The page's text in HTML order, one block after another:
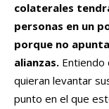
colaterales
personas en un
porque no
alianzas. Entiendo
quieran levantar
punto en el que